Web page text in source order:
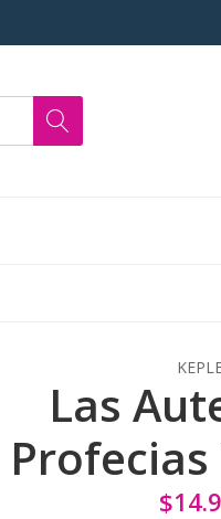
Las